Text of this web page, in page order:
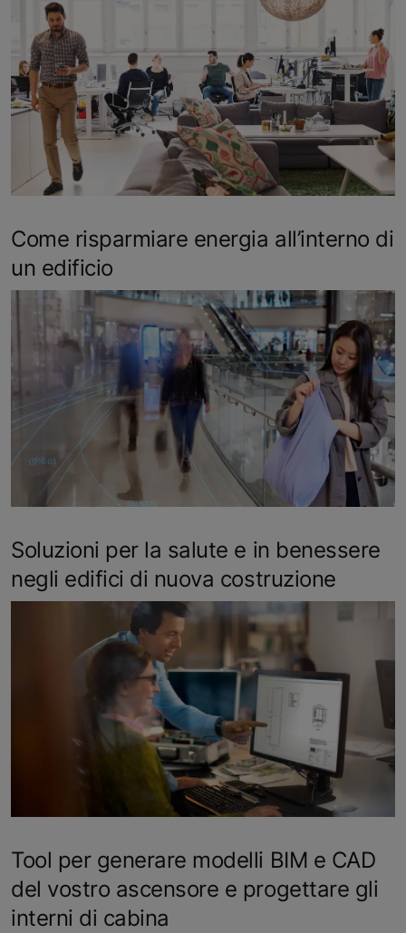
Come risparmiare energia all’interno di
un edificio
Soluzioni per la salute e in benessere
negli edifici di nuova costruzione
Tool per generare modelli BIM e CAD
del vostro ascensore e progettare gli
interni di cabina